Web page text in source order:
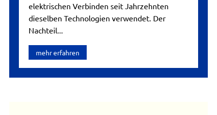
elektrischen Verbinden seit Jahrzehnten
dieselben Technologien verwendet. Der
Nachteil...
mehr erfahren